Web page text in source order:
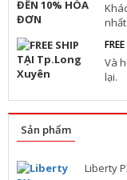
nhất
Và
lại.
Sản phẩm
Liberty